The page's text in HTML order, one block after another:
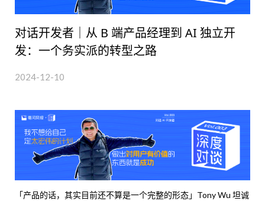
对话开发者｜从 B 端产品经理到 AI 独立开
发：一个务实派的转型之路
2024-12-10
「产品的话，其实目前还不算是一个完整的形态」Tony Wu 坦诚